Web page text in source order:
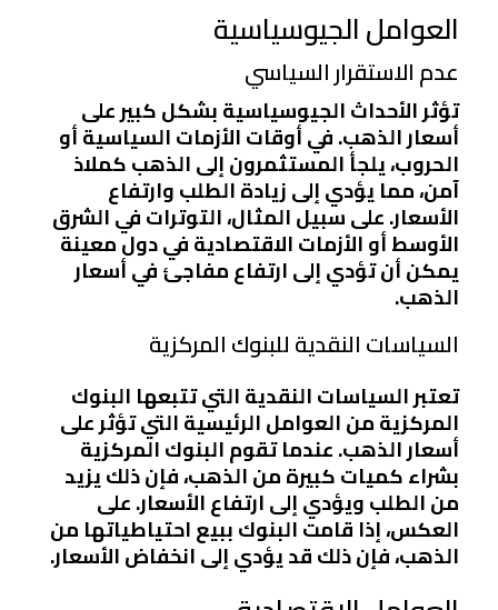
العوامل الجيوسياسية
عدم الاستقرار السياسي
تؤثر الأحداث الجيوسياسية بشكل كبير على
أسعار الذهب. في أوقات الأزمات السياسية أو
الحروب، يلجأ المستثمرون إلى الذهب كملاذ
آمن، مما يؤدي إلى زيادة الطلب وارتفاع
الأسعار. على سبيل المثال، التوترات في الشرق
الأوسط أو الأزمات الاقتصادية في دول معينة
يمكن أن تؤدي إلى ارتفاع مفاجئ في أسعار
الذهب.
السياسات النقدية للبنوك المركزية
تعتبر السياسات النقدية التي تتبعها البنوك
المركزية من العوامل الرئيسية التي تؤثر على
أسعار الذهب. عندما تقوم البنوك المركزية
بشراء كميات كبيرة من الذهب، فإن ذلك يزيد
من الطلب ويؤدي إلى ارتفاع الأسعار. على
العكس، إذا قامت البنوك ببيع احتياطياتها من
الذهب، فإن ذلك قد يؤدي إلى انخفاض الأسعار.